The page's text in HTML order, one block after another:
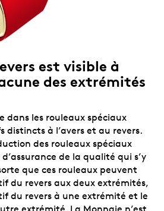
est visible à
des extrémités
dans les rouleaux spéciaux
distincts à l’avers et au revers.
des rouleaux spéciaux
de la qualité qui s’y
que ces rouleaux peuvent
du revers aux deux extrémités,
du revers à une extrémité et le